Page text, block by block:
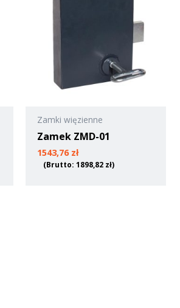
Zamki więzienne
Zamek ZMD-01
1543,76 zł
(Brutto:1898,82 zł)